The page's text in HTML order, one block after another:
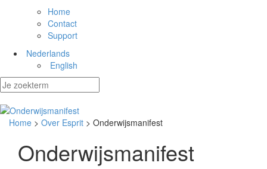
Home
Contact
Support
Nederlands
English
Home > Over Esprit > Onderwijsmanifest
Onderwijsmanifest